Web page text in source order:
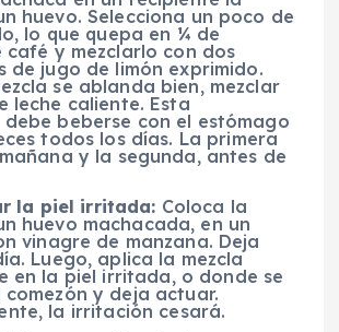
huevo. Selecciona un poco de
lo que quepa en ¼ de
café y mezclarlo con dos
de jugo de limón exprimido.
se ablanda bien, mezclar
leche caliente. Esta
beberse con el estómago
todos los días. La primera
y la segunda, antes de
la piel irritada: Coloca la
huevo machacada, en un
vinagre de manzana. Deja
Luego, aplica la mezcla
en la piel irritada, o donde se
y deja actuar.
la irritación cesará.